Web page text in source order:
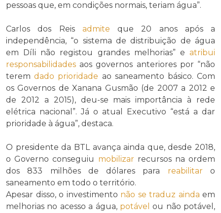
pessoas que, em condições normais, teriam água”.
Carlos dos Reis admite que 20 anos após a
independência, “o sistema de distribuição de água
em Díli não registou grandes melhorias” e atribui
responsabilidades aos governos anteriores por “não
teremdado prioridade ao saneamento básico. Com
os Governos de Xanana Gusmão (de 2007 a 2012 e
de 2012 a 2015), deu-se mais importância à rede
elétrica nacional”. Já o atual Executivo “está a dar
prioridade à água”, destaca.
O presidente da BTL avança ainda que, desde 2018,
o Governo conseguiu mobilizarrecursos na ordem
dos 833 milhões de dólares para reabilitaro
saneamento em todo o território.
Apesar disso, o investimento não se traduz ainda em
melhorias no acesso a água, potável ou não potável,